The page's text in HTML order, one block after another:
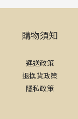
購物須知
運送政策
退換貨政策
隱私政策